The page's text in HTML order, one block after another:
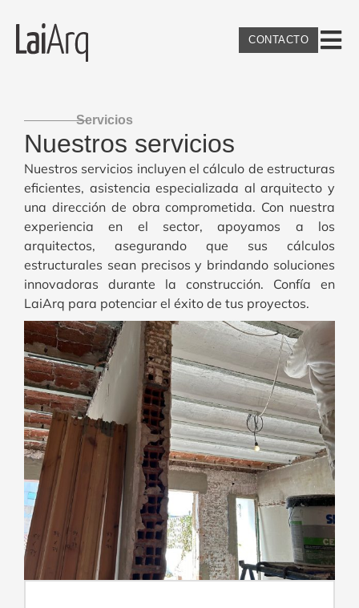
CONTACTO
Servicios
Nuestros servicios
Nuestros servicios incluyen el cálculo de estructuras
eficientes, asistencia especializada al arquitecto y
una dirección de obra comprometida. Con nuestra
experiencia en el sector, apoyamos a los
arquitectos, asegurando que sus cálculos
estructurales sean precisos y brindando soluciones
innovadoras durante la construcción. Confía en
LaiArq para potenciar el éxito de tus proyectos.